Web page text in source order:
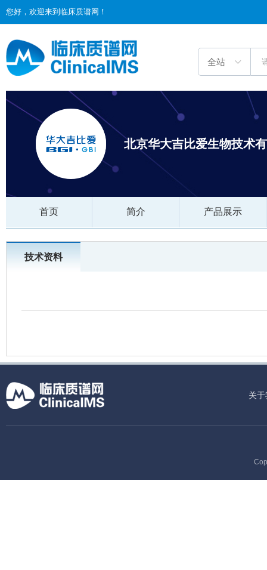
您好，欢迎来到临床质谱网！
北京华大吉比爱生物技术
首页 简介 产品展示
技术资料
关